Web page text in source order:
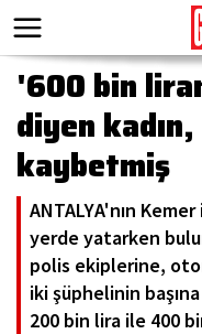
'600 bin
diyen
kaybetmiş
ANTALYA'nın
yerde yatarken
polis ekiplerine,
iki şüphelinin
200 bin lira ile 400